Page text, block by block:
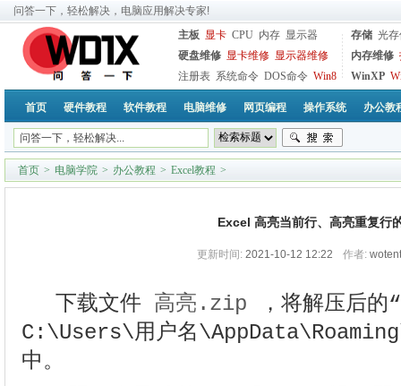
问答一下，轻松解决，电脑应用解决专家!
主板 显卡 CPU 内存 显示器
硬盘维修 显卡维修 显示器维修
注册表 系统命令 DOS命令 Win8
存储 光
内存维修
WinXP
首页 硬件教程 软件教程 电脑维修 网页编程 操作系统 办公教
首页 > 电脑学院 > 办公教程 > Excel教程 >
Excel 高亮当前行、高亮重复行
更新时间: 2021-10-12 12:22 作者: wotent
下载文件 高亮.zip ，将解压后的
C:\Users\用户名
中。